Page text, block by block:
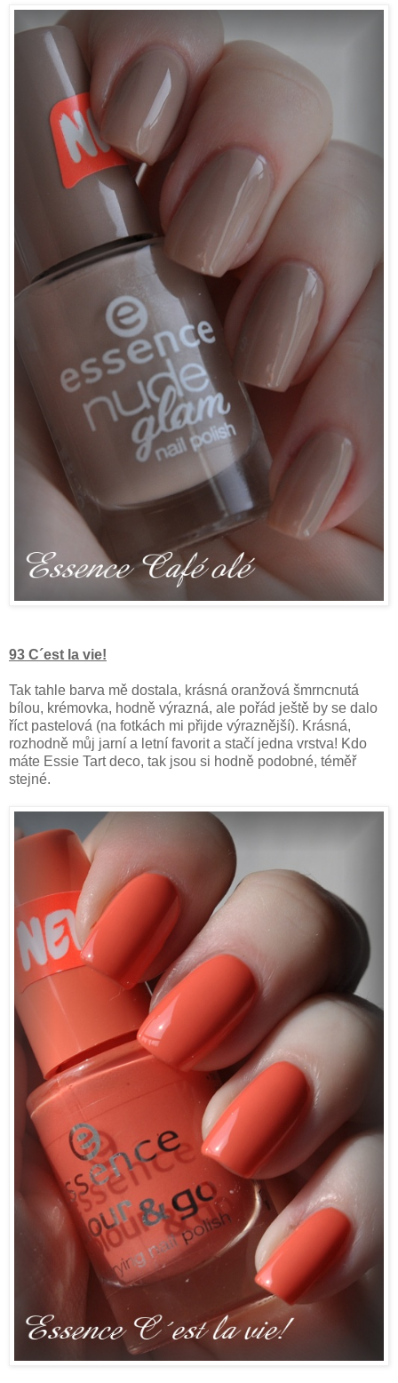
93 C´est la vie!
Tak tahle barva mě dostala, krásná oranžová šmrncnutá
bílou, krémovka, hodně výrazná, ale pořád ještě by se dalo
říct pastelová (na fotkách mi přijde výraznější). Krásná,
rozhodně můj jarní a letní favorit a stačí jedna vrstva! Kdo
máte Essie Tart deco, tak jsou si hodně podobné, téměř
stejné.